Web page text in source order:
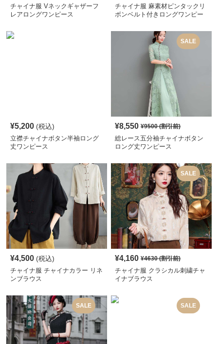
チャイナ服 Vネックギャザーフ
レアロングワンピース
チャイナ服 麻素材ピンタックリ
ボンベルト付きロングワンピー
¥5,200 (税込)
立襟チャイナボタン半袖ロング
丈ワンピース
SALE
¥8,550 ¥9500(割引前)
総レース五分袖チャイナボタン
ロング丈ワンピース
¥4,500 (税込)
チャイナ服 チャイナカラー リネ
ンブラウス
SALE
¥4,160 ¥4630(割引前)
チャイナ服 クラシカル刺繍チャ
イナブラウス
SALE SALE